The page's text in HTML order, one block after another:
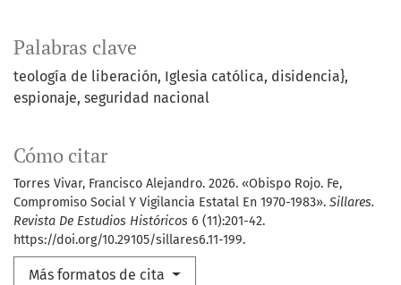
Palabras clave
teología de liberación Iglesia católica disidencia}
espionaje seguridad nacional
Cómo citar
Torres Vivar, Francisco Alejandro. 2026. «Obispo Rojo. Fe,
Compromiso Social Y Vigilancia Estatal En 1970-1983». Sillares.
Revista De Estudios Históricos 6 (11):201-42.
https://doi.org/10.29105/sillares6.11-199.
Más formatos de cita